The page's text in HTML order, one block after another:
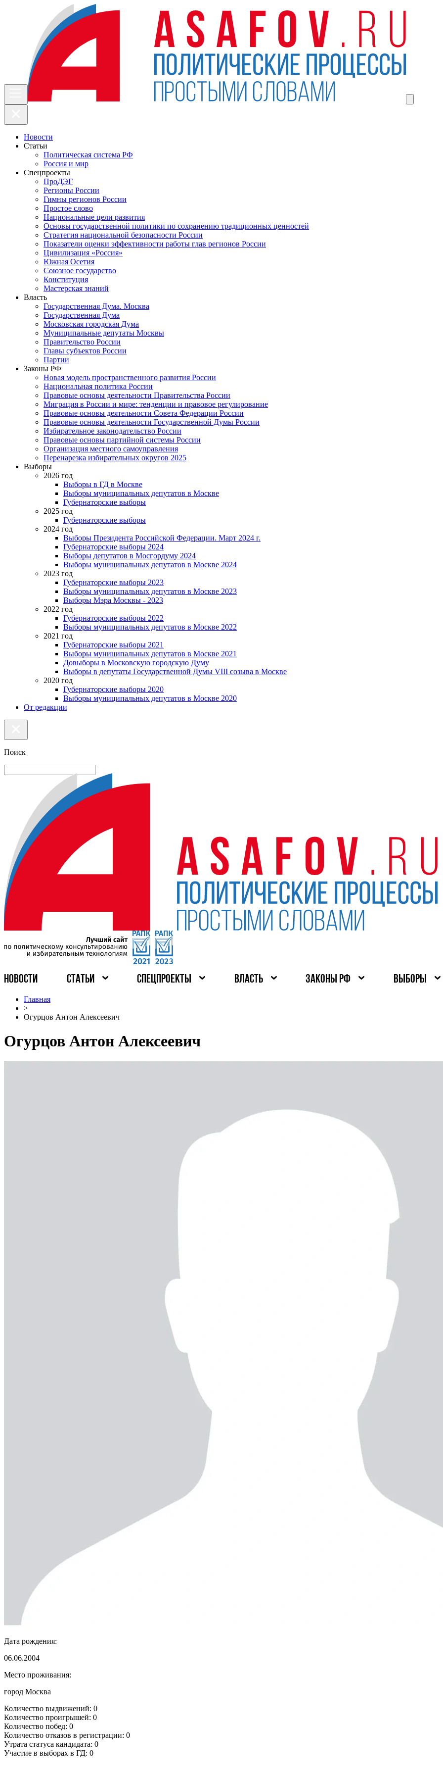
Новости
Статьи
Политическая система РФ
Россия и мир
Спецпроекты
ПроДЭГ
Регионы России
Гимны регионов России
Простое слово
Национальные цели развития
Основы государственной политики по сохранению традиционных ценностей
Стратегия национальной безопасности России
Показатели оценки эффективности работы глав регионов России
Цивилизация «Россия»
Южная Осетия
Союзное государство
Конституция
Мастерская знаний
Власть
Государственная Дума. Москва
Государственная Дума
Московская городская Дума
Муниципальные депутаты Москвы
Правительство России
Главы субъектов России
Партии
Законы РФ
Новая модель пространственного развития России
Национальная политика России
Правовые основы деятельности Правительства России
Миграция в России и мире: тенденции и правовое регулирование
Правовые основы деятельности Совета Федерации России
Правовые основы деятельности Государственной Думы России
Избирательное законодательство России
Правовые основы партийной системы России
Организация местного самоуправления
Перенарезка избирательных округов 2025
Выборы
2026 год
Выборы в ГД в Москве
Выборы муниципальных депутатов в Москве
Губернаторские выборы
2025 год
Губернаторские выборы
2024 год
Выборы Президента Российской Федерации. Март 2024 г.
Губернаторские выборы 2024
Выборы депутатов в Мосгордуму 2024
Выборы муниципальных депутатов в Москве 2024
2023 год
Губернаторские выборы 2023
Выборы муниципальных депутатов в Москве 2023
Выборы Мэра Москвы - 2023
2022 год
Губернаторские выборы 2022
Выборы муниципальных депутатов в Москве 2022
2021 год
Губернаторские выборы 2021
Выборы муниципальных депутатов в Москве 2021
Довыборы в Московскую городскую Думу
Выборы в депутаты Государственной Думы VIII созыва в Москве
2020 год
Губернаторские выборы 2020
Выборы муниципальных депутатов в Москве 2020
От редакции
Поиск
НОВОСТИ СТАТЬИ СПЕЦПРОЕКТЫ ВЛАСТЬ ЗАКОНЫ РФ ВЫБОРЫ
Главная
>
Огурцов Антон Алексеевич
Огурцов Антон Алексеевич
Дата рождения:
06.06.2004
Место проживания:
город Москва
Количество выдвижений: 0
Количество проигрышей: 0
Количество побед: 0
Количество отказов в регистрации: 0
Утрата статуса кандидата: 0
Участие в выборах в ГД: 0